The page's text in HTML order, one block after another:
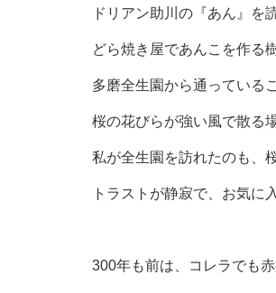
ドリアン助川の『あん』を
どら焼き屋であんこを作る
多磨全生園から通っている
桜の花びらが強い風で散る
私が全生園を訪れたのも、
トラストが静寂で、お気に
300年も前は、コレラでも